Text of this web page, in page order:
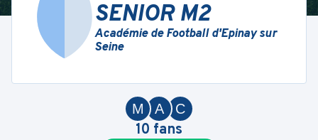
SENIOR M2
Académie de Football d'Epinay sur
Seine
C
A
M
10 fans